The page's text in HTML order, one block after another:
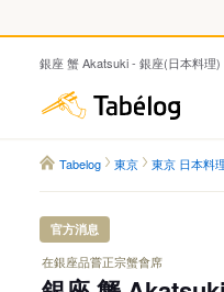
銀座 蟹 Akatsuki - 銀座(日本料理)
Tabelog 東京 東京 日本料
官方消息
在銀座品嘗正宗蟹會席